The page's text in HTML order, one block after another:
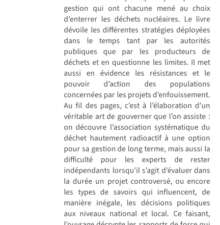
gestion qui ont chacune mené au choix
d’enterrer les déchets nucléaires. Le livre
dévoile les différentes stratégies déployées
dans le temps tant par les autorités
publiques que par les producteurs de
déchets et en questionne les limites. Il met
aussi en évidence les résistances et le
pouvoir d’action des populations
concernées par les projets d’enfouissement.
Au fil des pages, c’est à l’élaboration d’un
véritable art de gouverner que l’on assiste :
on découvre l’association systématique du
déchet hautement radioactif à une option
pour sa gestion de long terme, mais aussi la
difficulté pour les experts de rester
indépendants lorsqu’il s’agit d’évaluer dans
la durée un projet controversé, ou encore
les types de savoirs qui influencent, de
manière inégale, les décisions politiques
aux niveaux national et local. Ce faisant,